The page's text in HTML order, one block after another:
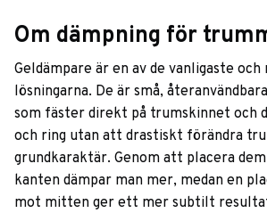
Om dämpning för
Geldämpare är en av de vanligaste
lösningarna. De är små,
som fäster direkt på trumskinnet och
och ring utan att drastiskt förändra
grundkaraktär. Genom att placera
kanten dämpar man mer, medan en
mot mitten ger ett mer subtilt